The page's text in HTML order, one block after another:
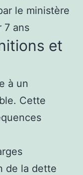
le ministère
7 ans
et
à un
Cette
de la dette